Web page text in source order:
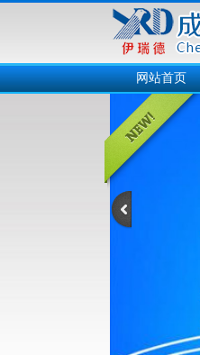
网站首页